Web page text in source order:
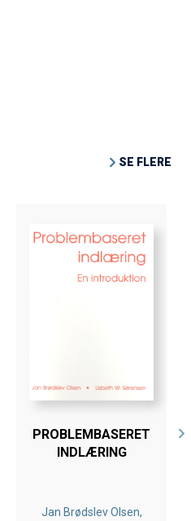
SE FLERE
PROBLEMBASERET
INDLÆRING
Jan Brødslev Olsen,